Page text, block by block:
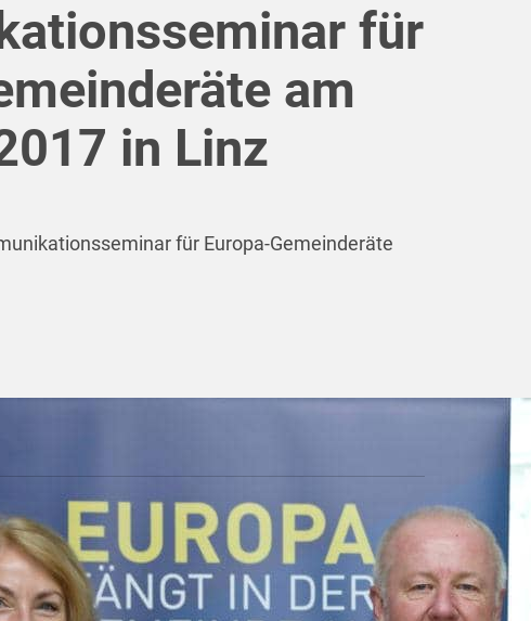
für
am
in Linz
für Europa-Gemeinderäte